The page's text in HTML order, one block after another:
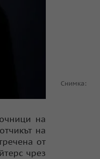
Снимка:
на
на
от
чрез